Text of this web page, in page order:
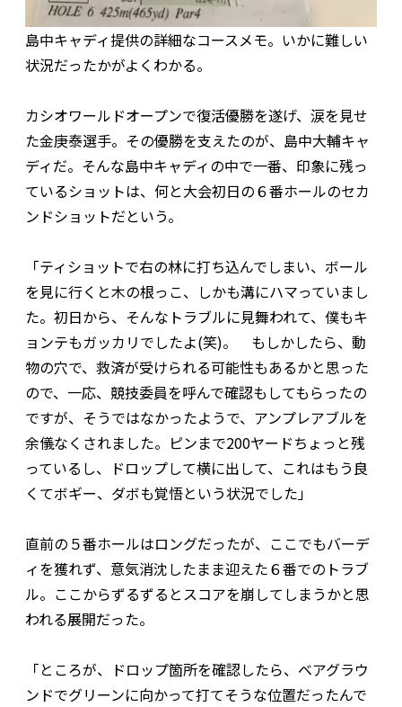
島中キャディ提供の詳細なコースメモ。いかに難しい
状況だったかがよくわかる。
カシオワールドオープンで復活優勝を遂げ、涙を見せ
た金庚泰選手。その優勝を支えたのが、島中大輔キャ
ディだ。そんな島中キャディの中で一番、印象に残っ
ているショットは、何と大会初日の６番ホールのセカ
ンドショットだという。
「ティショットで右の林に打ち込んでしまい、ボール
を見に行くと木の根っこ、しかも溝にハマっていまし
た。初日から、そんなトラブルに見舞われて、僕もキ
ョンテもガッカリでしたよ(笑)。 もしかしたら、動
物の穴で、救済が受けられる可能性もあるかと思った
ので、一応、競技委員を呼んで確認もしてもらったの
ですが、そうではなかったようで、アンプレアブルを
余儀なくされました。ピンまで200ヤードちょっと残
っているし、ドロップして横に出して、これはもう良
くてボギー、ダボも覚悟という状況でした」
直前の５番ホールはロングだったが、ここでもバーデ
ィを獲れず、意気消沈したまま迎えた６番でのトラブ
ル。ここからずるずるとスコアを崩してしまうかと思
われる展開だった。
「ところが、ドロップ箇所を確認したら、ベアグラウ
ンドでグリーンに向かって打てそうな位置だったんで